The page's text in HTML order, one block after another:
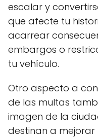
escalar y
que afecte tu
acarrear
embargos o
tu vehículo.
Otro aspecto a
de las multas
imagen de la
destinan a mejorar